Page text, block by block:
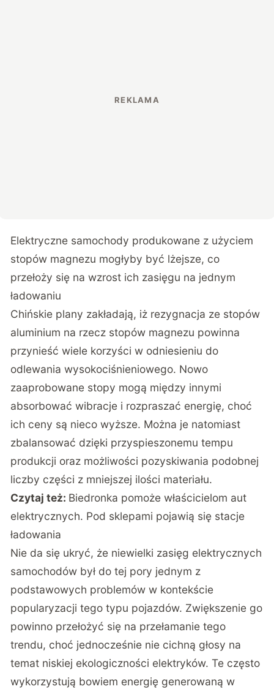
Elektryczne samochody produkowane z użyciem
stopów magnezu mogłyby być lżejsze, co
przełoży się na wzrost ich zasięgu na jednym
ładowaniu
Chińskie plany zakładają, iż rezygnacja ze stopów
aluminium na rzecz stopów magnezu powinna
przynieść wiele korzyści w odniesieniu do
odlewania wysokociśnieniowego. Nowo
zaaprobowane stopy mogą między innymi
absorbować wibracje i rozpraszać energię, choć
ich ceny są nieco wyższe. Można je natomiast
zbalansować dzięki przyspieszonemu tempu
produkcji oraz możliwości pozyskiwania podobnej
liczby części z mniejszej ilości materiału.
Czytaj też: Biedronka pomoże właścicielom aut
elektrycznych. Pod sklepami pojawią się stacje
ładowania
Nie da się ukryć, że niewielki zasięg elektrycznych
samochodów był do tej pory jednym z
podstawowych problemów w kontekście
popularyzacji tego typu pojazdów. Zwiększenie go
powinno przełożyć się na przełamanie tego
trendu, choć jednocześnie nie cichną głosy na
temat niskiej ekologiczności elektryków. Te często
wykorzystują bowiem energię generowaną w